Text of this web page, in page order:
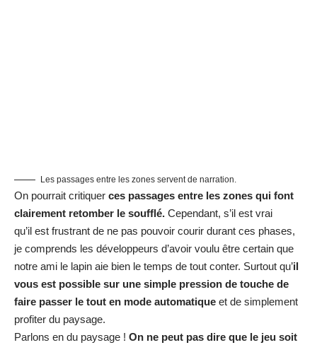
Les passages entre les zones servent de narration.
On pourrait critiquer ces passages entre les zones qui font
clairement retomber le soufflé. Cependant, s’il est vrai
qu’il est frustrant de ne pas pouvoir courir durant ces phases,
je comprends les développeurs d’avoir voulu être certain que
notre ami le lapin aie bien le temps de tout conter. Surtout qu’il
vous est possible sur une simple pression de touche de
faire passer le tout en mode automatique et de simplement
profiter du paysage.
Parlons en du paysage ! On ne peut pas dire que le jeu soit